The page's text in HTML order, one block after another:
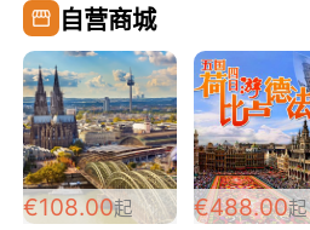
自营商城
€108.00起 €488.00起